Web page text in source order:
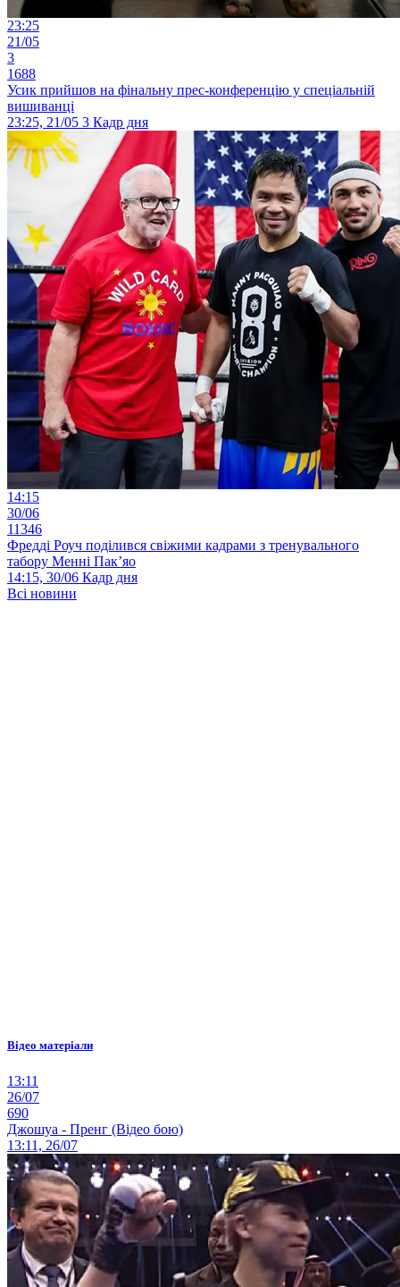
23:25
21/05
3
1688
Усик прийшов на фінальну прес-конференцію у спеціальній
вишиванці
23:25, 21/05 3 Кадр дня
14:15
30/06
11346
Фредді Роуч поділився свіжими кадрами з тренувального
табору Менні Пак’яо
14:15, 30/06 Кадр дня
Всі новини
Відео матеріали
13:11
26/07
690
Джошуа - Пренг (Відео бою)
13:11, 26/07